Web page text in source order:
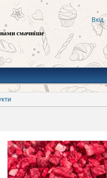
смачніше
Вхід